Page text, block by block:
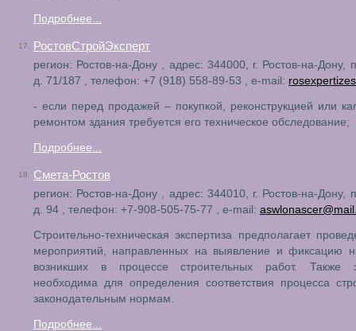
Подробнее...
17. РостовСтройЭксперт
регион: Ростов-на-Дону , адрес: 344000, г. Ростов-на-Дону,
д. 71/187 , телефон: +7 (918) 558-89-53 , e-mail:
- если перед продажей – покупкой, реконструкцией или
ремонтом здания требуется его техническое обследование;
Подробнее...
18. Смета-Ростов
регион: Ростов-на-Дону , адрес: 344010, г. Ростов-на-Дону,
д. 94 , телефон: +7-908-505-75-77 , e-mail:
Строительно-техническая экспертиза предполагает
мероприятий, направленных на выявление и фиксацию
возникших в процессе строительных работ. Также
необходима для определения соответствия процесса
законодательным нормам.
Подробнее...